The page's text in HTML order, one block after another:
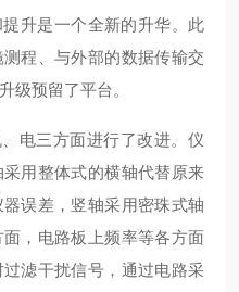
升是一个全新的升华。此
程、与外部的数据传输交
级预留了平台。
电三方面进行了改进。仪
用整体式的横轴代替原来
误差，竖轴采用密珠式轴
，电路板上频率等各方面
滤干扰信号，通过电路采